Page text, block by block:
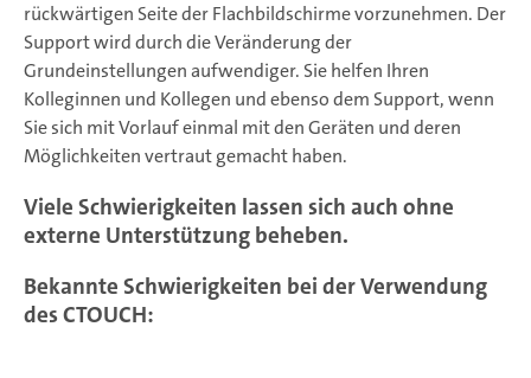
rückwärtigen Seite der Flachbildschirme vorzunehmen. Der
Support wird durch die Veränderung der
Grundeinstellungen aufwendiger. Sie helfen Ihren
Kolleginnen und Kollegen und ebenso dem Support, wenn
Sie sich mit Vorlauf einmal mit den Geräten und deren
Möglichkeiten vertraut gemacht haben.
Viele Schwierigkeiten lassen sich auch ohne
externe Unterstützung beheben.
Bekannte Schwierigkeiten bei der Verwendung
des CTOUCH: